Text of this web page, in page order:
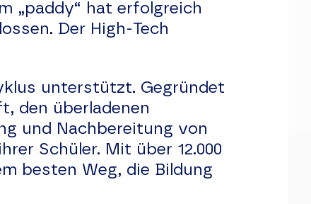
„paddy“ hat erfolgreich
Der High-Tech
unterstützt. Gegründet
den überladenen
und Nachbereitung von
Schüler. Mit über 12.000
besten Weg, die Bildung